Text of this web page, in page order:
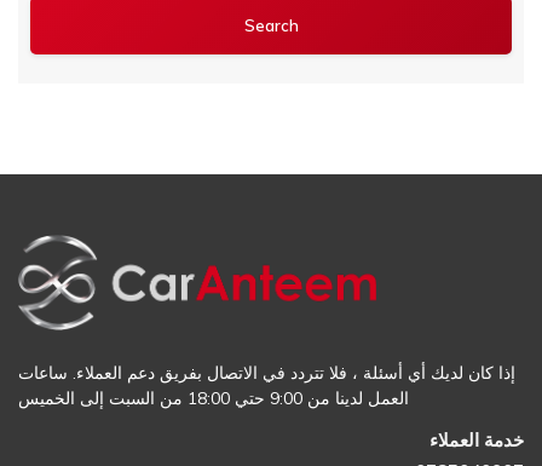
إذا كان لديك أي أسئلة ، فلا تتردد في الاتصال بفريق دعم العملاء. ساعات
العمل لدينا من 9:00 حتي 18:00 من السبت إلى الخميس
خدمة العملاء